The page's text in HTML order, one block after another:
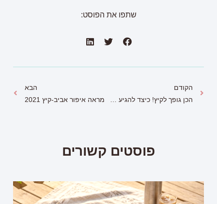
שתפו את הפוסט:
הקודם הבא
מראה איפור אביב-קיץ 2021
פוסטים קשורים